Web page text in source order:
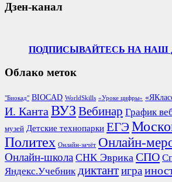
Дзен-канал
ПОДПИСЫВАЙТЕСЬ НА НАШ
Облако меток
"Биокад" BIOCAD WorldSkills «Уроке цифры»
И. КантаВУЗ Вебинар График
музей Детские технопарки ЕГЭ
Политех Онлайн-зачёт Онлайн-
Онлайн-школа СНК Эврика СПО
Яндекс.Учебник диктантигра